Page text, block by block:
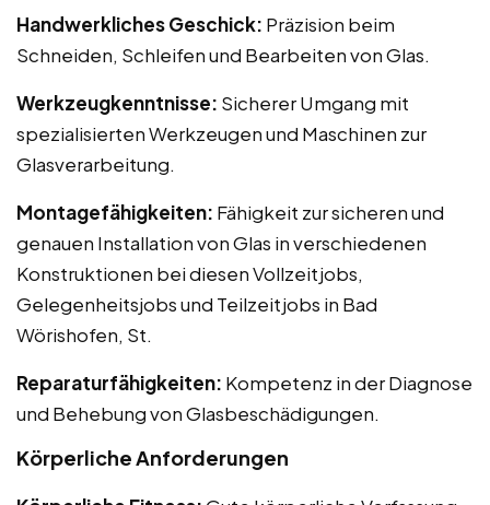
Handwerkliches Geschick: Präzision beim
Schneiden, Schleifen und Bearbeiten von Glas.
Werkzeugkenntnisse: Sicherer Umgang mit
spezialisierten Werkzeugen und Maschinen zur
Glasverarbeitung.
Montagefähigkeiten: Fähigkeit zur sicheren und
genauen Installation von Glas in verschiedenen
Konstruktionen bei diesen Vollzeitjobs,
Gelegenheitsjobs und Teilzeitjobs in Bad
Wörishofen, St.
Reparaturfähigkeiten: Kompetenz in der Diagnose
und Behebung von Glasbeschädigungen.
Körperliche Anforderungen